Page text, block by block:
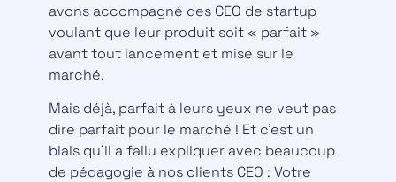
avons accompagné des CEO de startup
voulant que leur produit soit « parfait »
avant tout lancement et mise sur le
marché.
Mais déjà, parfait à leurs yeux ne veut pas
dire parfait pour le marché ! Et c’est un
biais qu’il a fallu expliquer avec beaucoup
de pédagogie à nos clients CEO : Votre